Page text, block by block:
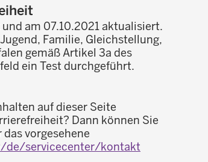
am 07.10.2021 aktualisiert.
Familie, Gleichstellung,
gemäß Artikel 3a des
ein Test durchgeführt.
auf dieser Seite
Dann können Sie
vorgesehene
de/servicecenter/kontakt